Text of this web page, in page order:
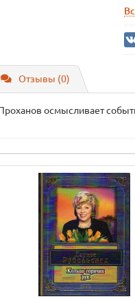
Отзывы (0)
осмысливает